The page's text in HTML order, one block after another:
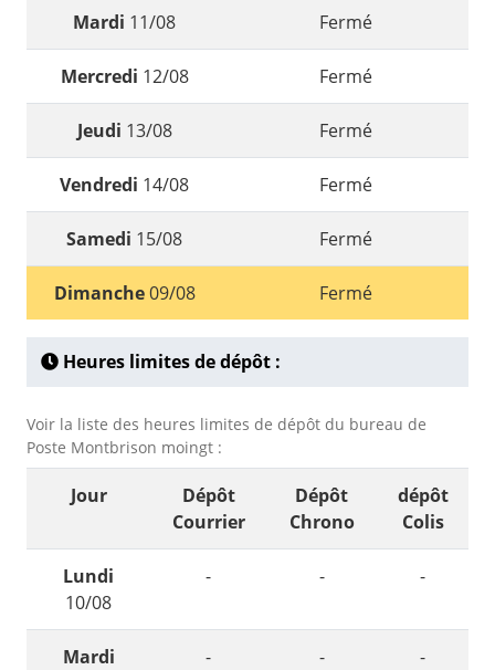
Mardi 11/08 Fermé
Mercredi 12/08 Fermé
Jeudi 13/08 Fermé
Vendredi 14/08 Fermé
Samedi 15/08 Fermé
Dimanche09/08 Fermé
Heures limites de dépôt :
Voir la liste des heures limites de dépôt du bureau de
Poste Montbrison moingt :
Jour
Dépôt
Courrier
Dépôt
Chrono
dépôt
Colis
Lundi
10/08
- - -
Mardi
- - -